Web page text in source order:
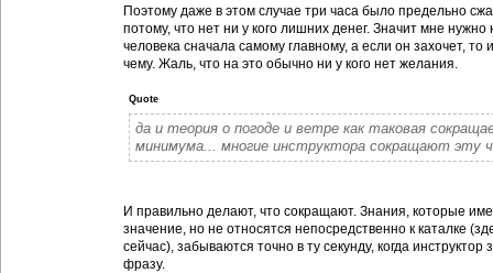
Поэтому даже в этом случае три часа было предельно
потому, что нет ни у кого лишних денег. Значит мне нужно
человека сначала самому главному, а если он захочет, то
чему. Жаль, что на это обычно ни у кого нет желания.
Quote
да и теория о погоде и ветре как таковая
минимума... многие инструктора сокращают эту
И правильно делают, что сокращают. Знания, которые
значение, но не относятся непосредственно к каталке
сейчас), забываются точно в ту секунду, когда инструктор
фразу.